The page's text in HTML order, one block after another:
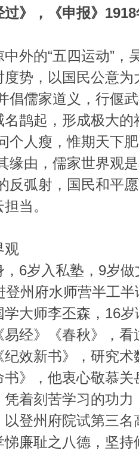
》，《申报》 1918
外的“五四运动”，
势，以国民公意为
倡儒家道义，行偃
鹊起，形成极大
个人瘦，惟期天下
缘由，儒家世界观
反弧射，国民和平
当。
观
6岁入私塾，9岁
登州府水师营半工
大师李丕森，16
经》《春秋》，
效新书》，研究
》，他衷心敬慕
凭着刻苦学习的功
登州府院试第三
廉耻之八德，坚